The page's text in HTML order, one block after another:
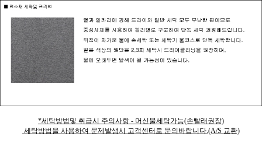
*세탁방법및 취급시 주의사항 - 머신물세탁가능(손빨래권장)
세탁방법을 사용하여 문제발생시 고객센터로 문의바랍니다.(A/S 교환)